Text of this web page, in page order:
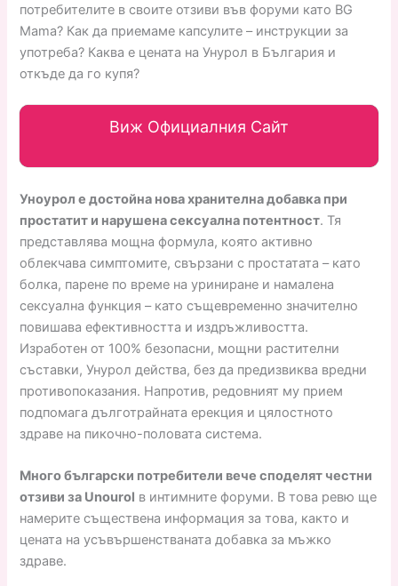
потребителите в своите отзиви във форуми като BG
Mama? Как да приемаме капсулите – инструкции за
употреба? Каква е цената на Унурол в България и
откъде да го купя?
Виж Официалния Сайт
Уноурол е достойна нова хранителна добавка при
простатит и нарушена сексуална потентност. Тя
представлява мощна формула, която активно
облекчава симптомите, свързани с простатата – като
болка, парене по време на уриниране и намалена
сексуална функция – като същевременно значително
повишава ефективността и издръжливостта.
Изработен от 100% безопасни, мощни растителни
съставки, Унурол действа, без да предизвиква вредни
противопоказания. Напротив, редовният му прием
подпомага дълготрайната ерекция и цялостното
здраве на пикочно-половата система.
Много български потребители вече споделят честни
отзиви за Unourol в интимните форуми. В това ревю ще
намерите съществена информация за това, както и
цената на усъвършенстваната добавка за мъжко
здраве.